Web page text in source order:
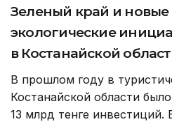
Зеленый край и новые
экологические
в Костанайской
В прошлом году в
Костанайской области
13 млрд тенге инвестиций.